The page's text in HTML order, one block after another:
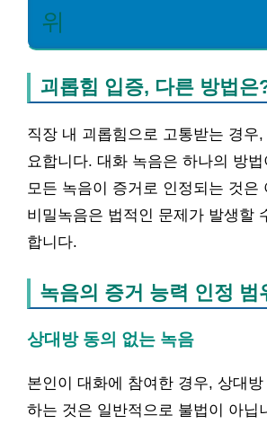
위
괴롭힘 입증, 다른 방법은
직장 내 괴롭힘으로 고통받는 경우
요합니다. 대화 녹음은 하나의 방
모든 녹음이 증거로 인정되는 것은
비밀녹음은 법적인 문제가 발생할
합니다.
녹음의 증거 능력 인정 범
상대방 동의 없는 녹음
본인이 대화에 참여한 경우, 상대
하는 것은 일반적으로 불법이 아닙